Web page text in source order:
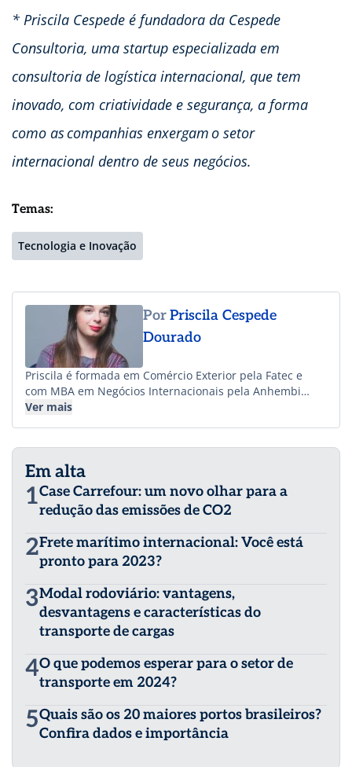
* Priscila Cespede é fundadora da Cespede
Consultoria, uma startup especializada em
consultoria de logística internacional, que tem
inovado, com criatividade e segurança, a forma
como as companhias enxergam o setor
internacional dentro de seus negócios.
Temas:
Tecnologia e Inovação
PorPriscila Cespede
Dourado
Priscila é formada em Comércio Exterior pela Fatec e
com MBA em Negócios Internacionais pela Anhembi
Morumbi, atua no agenciamento de cargas desde 2017.
riscos, experiência do cliente e compliance de alto
desempenho.
Ver mais
Em alta
1Case Carrefour: um novo olhar para a
redução das emissões de CO2
2Frete marítimo internacional: Você está
pronto para 2023?
3Modal rodoviário: vantagens,
desvantagens e características do
transporte de cargas
4O que podemos esperar para o setor de
transporte em 2024?
5Quais são os 20 maiores portos brasileiros?
Confira dados e importância